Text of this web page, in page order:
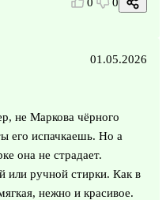
01.05.2026
не Маркова чёрного
его испачкаешь. Но а
она не страдает.
или ручной стирки. Как в
нежно и красивое.